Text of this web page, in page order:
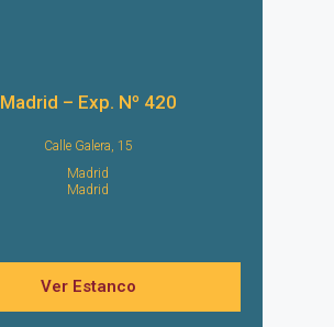
Madrid – Exp. Nº 420
Calle Galera, 15
Madrid
Madrid
Ver Estanco